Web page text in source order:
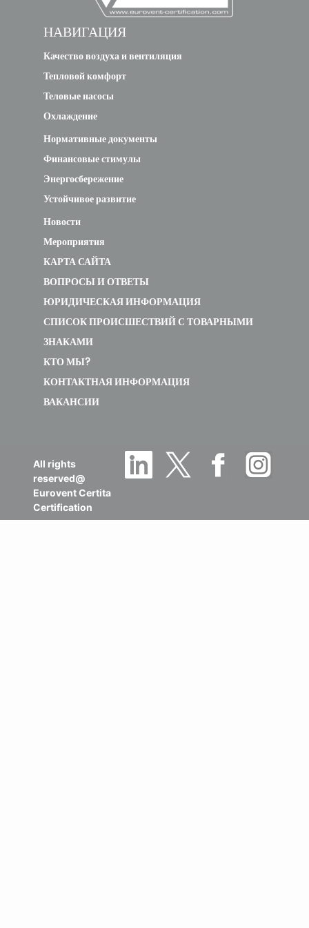
НАВИГАЦИЯ
Качество воздуха и вентиляция
Тепловой комфорт
Теловые насосы
Охлаждение
Нормативные документы
Финансовые стимулы
Энергосбережение
Устойчивое развитие
Новости
Мероприятия
КАРТА САЙТА
ВОПРОСЫ И ОТВЕТЫ
ЮРИДИЧЕСКАЯ ИНФОРМАЦИЯ
СПИСОК ПРОИСШЕСТВИЙ С ТОВАРНЫМИ
ЗНАКАМИ
КТО МЫ?
КОНТАКТНАЯ ИНФОРМАЦИЯ
ВАКАНСИИ
All rights
reserved@
Eurovent Certita
Certification